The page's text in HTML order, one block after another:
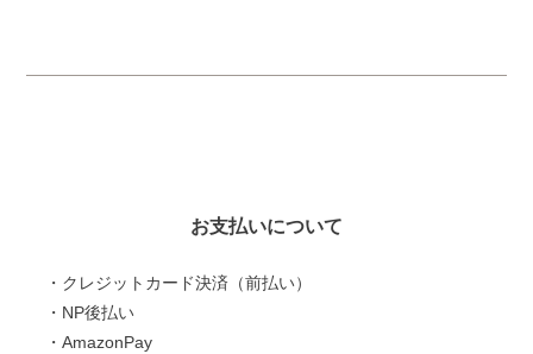
お支払いについて
・クレジットカード決済（前払い）
・NP後払い
・AmazonPay